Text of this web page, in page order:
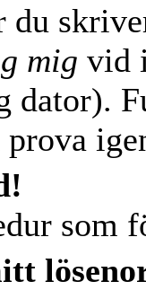
du
mig vid
som